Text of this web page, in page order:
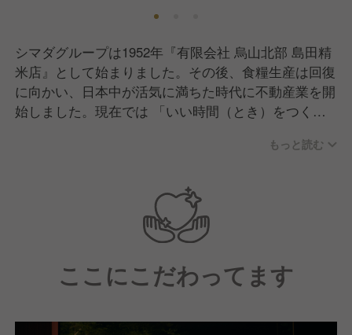
シマダグループは1952年『有限会社 烏山北部 島田精
米店』として始まりました。その後、食糧生産は回復
に向かい、日本中が活気に満ちた時代に不動産業を開
始しました。現在では 「いい時間（とき）をつく
ホテル・飲食・酒造・旅行・保育など複数の事業を展
各事業のおいて、不動産の仕入れから企画・設計まで
を一貫して手掛けており、他社にはない オンリーワ
ン な事業を目指しています。
◆ 12年連続グッドデザイン賞受賞
グッドデザイン賞は、デザインによって暮らしや社会
シマダグループは2014年の初受賞から現在まで、12
もっと読む
ここにこだわってます